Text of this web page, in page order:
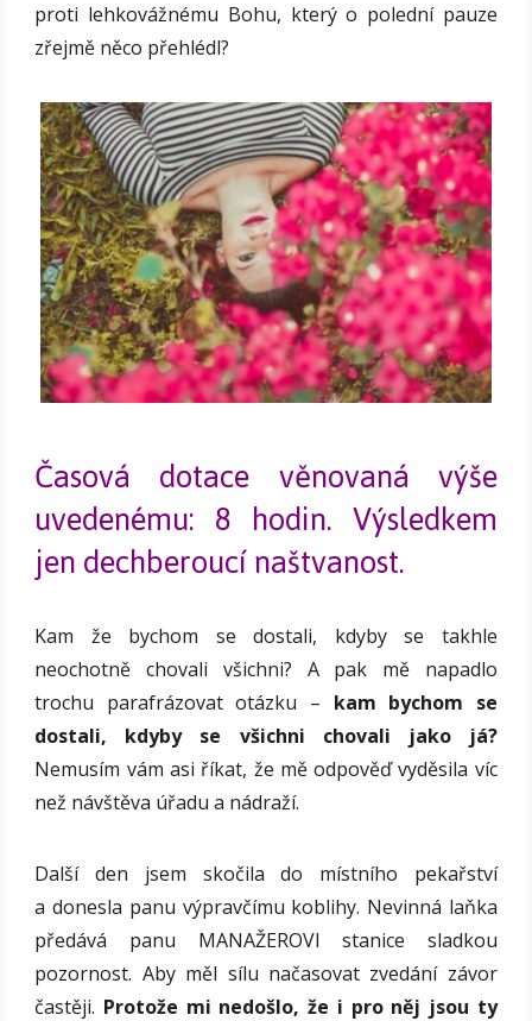
proti lehkovážnému Bohu, který o polední pauze
zřejmě něco přehlédl?
Časová dotace věnovaná výše
uvedenému: 8 hodin. Výsledkem
jen dechberoucí naštvanost.
Kam že bychom se dostali, kdyby se takhle
neochotně chovali všichni? A pak mě napadlo
trochu parafrázovat otázku – kam bychom se
dostali, kdyby se všichni chovali jako já?
Nemusím vám asi říkat, že mě odpověď vyděsila víc
než návštěva úřadu a nádraží.
Další den jsem skočila do místního pekařství
a donesla panu výpravčímu koblihy. Nevinná laňka
předává panu MANAŽEROVI stanice sladkou
pozornost. Aby měl sílu načasovat zvedání závor
častěji. Protože mi nedošlo, že i pro něj jsou ty